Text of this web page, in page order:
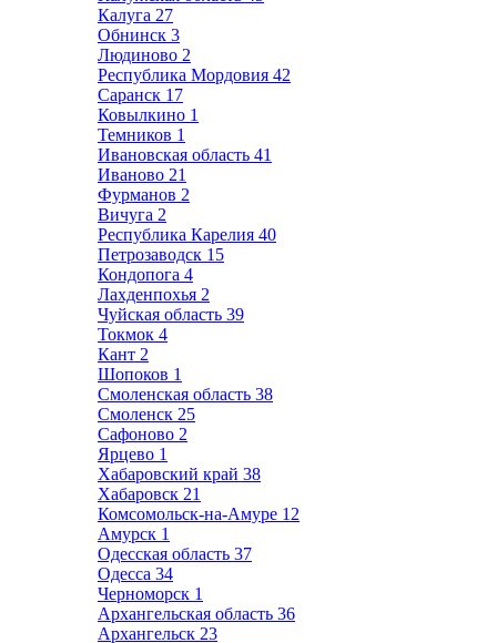
Калуга 27
Обнинск 3
Людиново 2
Республика Мордовия 42
Саранск 17
Ковылкино 1
Темников 1
Ивановская область 41
Иваново 21
Фурманов 2
Вичуга 2
Республика Карелия 40
Петрозаводск 15
Кондопога 4
Лахденпохья 2
Чуйская область 39
Токмок 4
Кант 2
Шопоков 1
Смоленская область 38
Смоленск 25
Сафоново 2
Ярцево 1
Хабаровский край 38
Хабаровск 21
Комсомольск-на-Амуре 12
Амурск 1
Одесская область 37
Одесса 34
Черноморск 1
Архангельская область 36
Архангельск 23